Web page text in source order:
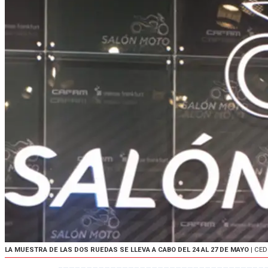
LA MUESTRA DE LAS DOS RUEDAS SE LLEVA A CABO DEL 24 AL 27 DE MAYO |